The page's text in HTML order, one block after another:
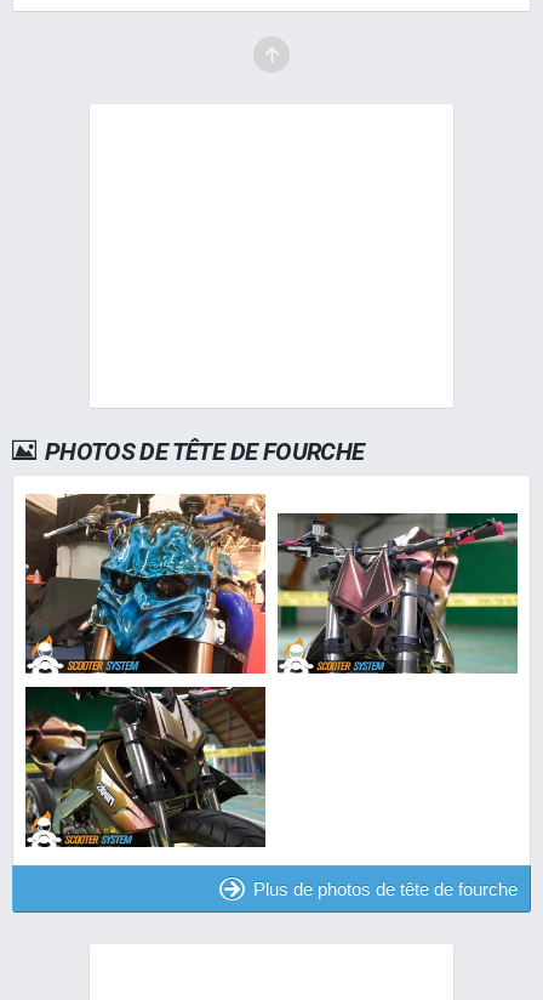
PHOTOS DE TÊTE DE FOURCHE
Plus de photos de tête de fourche